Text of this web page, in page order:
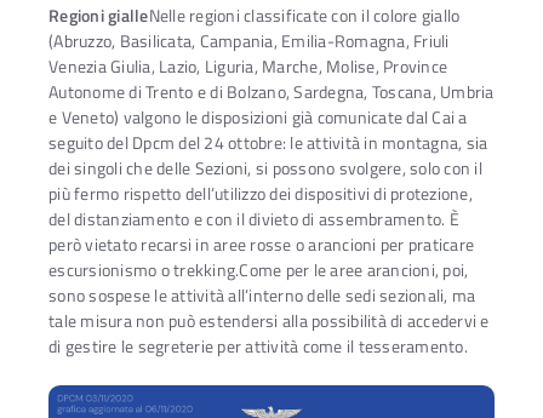
Regioni gialleNelle regioni classificate con il colore giallo
(Abruzzo, Basilicata, Campania, Emilia-Romagna, Friuli
Venezia Giulia, Lazio, Liguria, Marche, Molise, Province
Autonome di Trento e di Bolzano, Sardegna, Toscana, Umbria
e Veneto) valgono le disposizioni già comunicate dal Cai a
seguito del Dpcm del 24 ottobre: le attività in montagna, sia
dei singoli che delle Sezioni, si possono svolgere, solo con il
più fermo rispetto dell’utilizzo dei dispositivi di protezione,
del distanziamento e con il divieto di assembramento. È
però vietato recarsi in aree rosse o arancioni per praticare
escursionismo o trekking.Come per le aree arancioni, poi,
sono sospese le attività all’interno delle sedi sezionali, ma
tale misura non può estendersi alla possibilità di accedervi e
di gestire le segreterie per attività come il tesseramento.